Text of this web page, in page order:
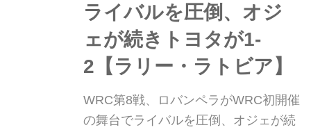
ライバルを圧倒、オジ
ェが続きトヨタが1-
2【ラリー・ラトビア】
WRC第8戦、ロバンペラがWRC初開催
の舞台でライバルを圧倒、オジェが続